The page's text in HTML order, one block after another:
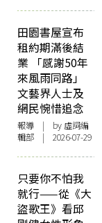
田園書屋宣布
租約期滿後結
業 「感謝50年
來風雨同路」
文藝界人士及
網民惋惜追念
報導 | by 虛詞編
輯部 | 2026-07-29
只要你不怕我
就行——從《大
盜歌王》看邱